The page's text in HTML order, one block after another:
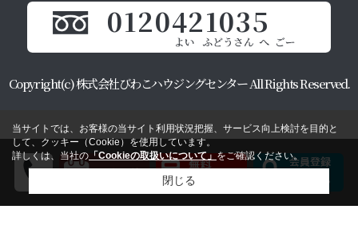
0120421035
Copyright(c) 株式会社びわこハウジングセンター All Rights Reserved.
当サイトでは、お客様の当サイト利用状況把握、サービス向上検討を目的と
して、クッキー（Cookie）を使用しています。
詳しくは、当社の 「Cookieの取扱いについて」 をご確認ください。
閉じる